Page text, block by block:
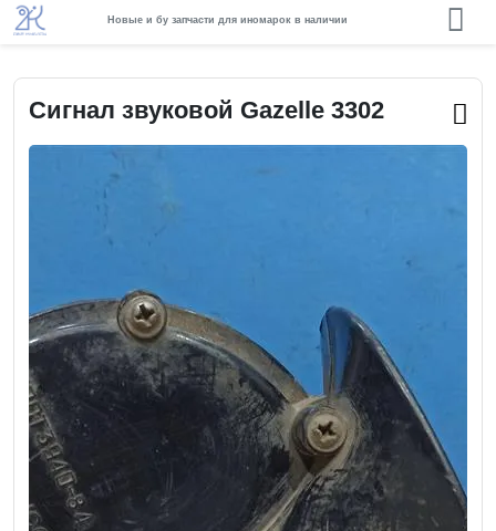
Новые и бу запчасти для иномарок в наличии
Сигнал звуковой Gazelle 3302